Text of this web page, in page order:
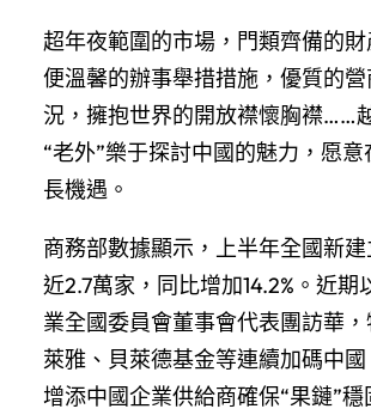
超年夜範圍的市場，門類齊備的
便溫馨的辦事舉措措施，優質的
況，擁抱世界的開放襟懷胸襟……
“老外”樂于探討中國的魅力，愿
長機遇。
商務部數據顯示，上半年全國新
近2.7萬家，同比增加14.2%。近期
業全國委員會董事會代表團訪華
萊雅、貝萊德基金等連續加碼中
增添中國企業供給商確保“果鏈”穩